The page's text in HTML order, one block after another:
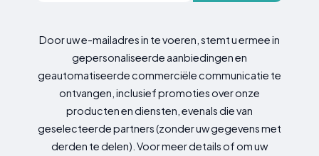
Door uw e-mailadres in te voeren, stemt u ermee in
gepersonaliseerde aanbiedingen en
geautomatiseerde commerciële communicatie te
ontvangen, inclusief promoties over onze
producten en diensten, evenals die van
geselecteerde partners (zonder uw gegevens met
derden te delen). Voor meer details of om uw